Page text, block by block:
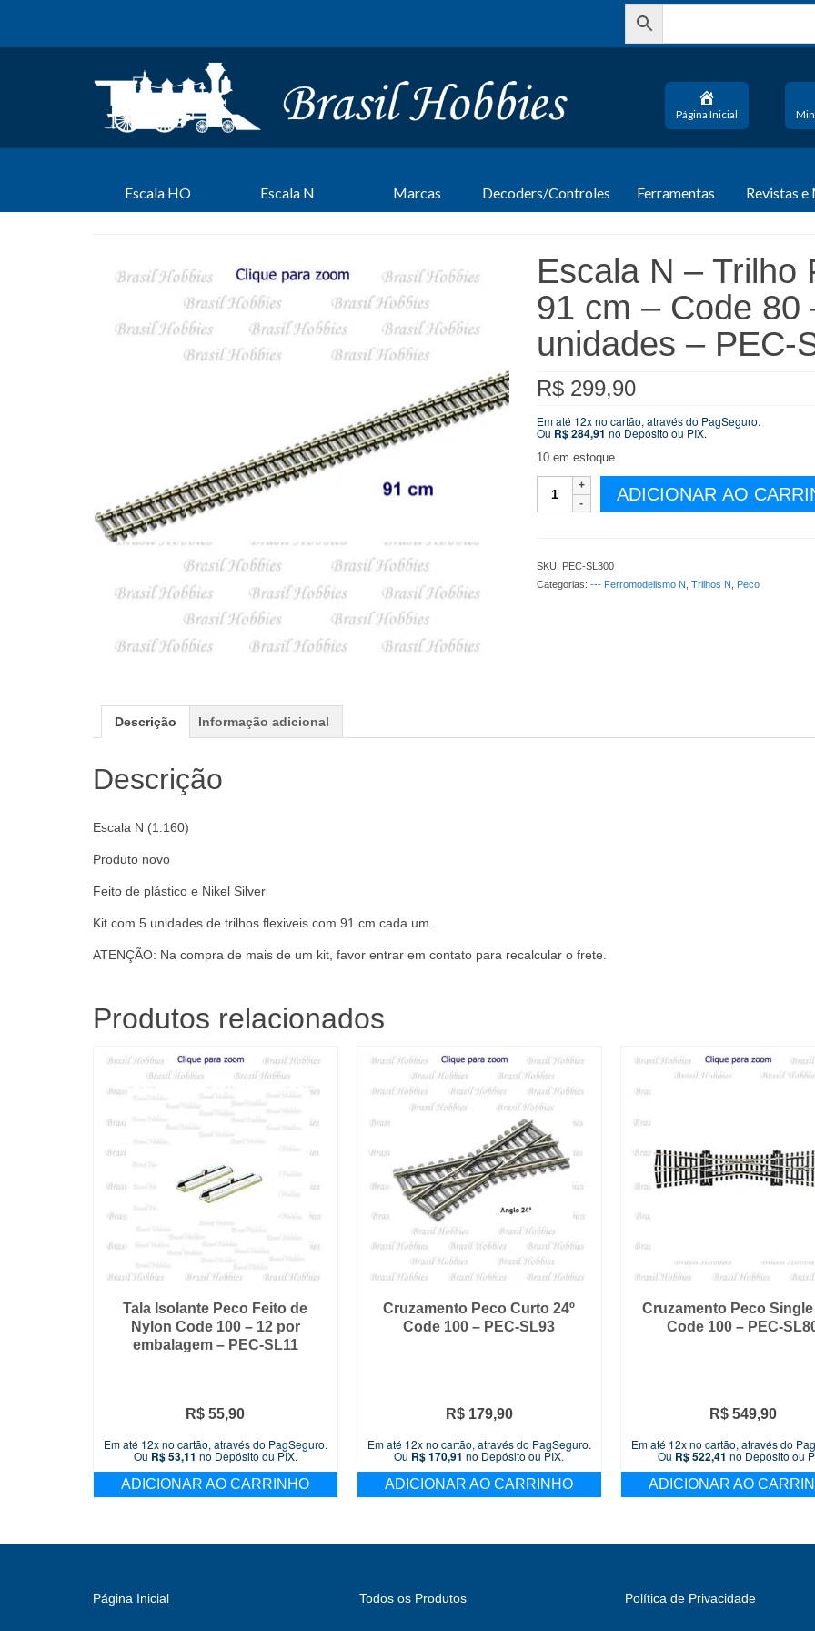
Página Inicial
Escala HO Escala N Marcas Decoders/Controles Ferramentas Revistas e
Escala N – Trilho
91 cm – Code 80
unidades – PEC-
R$299,90
Em até 12x no cartão, através do PagSeguro.
Ou R$284,91 no Depósito ou PIX.
10 em estoque
Peco
36''
Kit
ADICIONAR AO
SKU: PEC-SL300
Categorias: --- Ferromodelismo N Trilhos N Peco
Descrição Informação adicional
Descrição
Escala N (1:160)
Produto novo
Feito de plástico e Nikel Silver
Kit com 5 unidades de trilhos flexiveis com 91 cm cada um.
ATENÇÃO: Na compra de mais de um kit, favor entrar em contato para recalcular o frete.
Produtos relacionados
Tala Isolante Peco Feito de
Nylon Code 100 – 12 por
embalagem – PEC-SL11
R$ 55,90
Em até 12x no cartão, através do PagSeguro.
Ou R$53,11 no Depósito ou PIX.
ADICIONAR AO CARRINHO
Cruzamento Peco Curto 24º
Code 100 – PEC-SL93
R$179,90
Em até 12x no cartão, através do PagSeguro.
Ou R$170,91 no Depósito ou PIX.
ADICIONAR AO CARRINHO
Cruzamento Peco
Code 100 – PEC-
R$549,90
Em até 12x no cartão, através do
Ou R$522,41 no Depósito ou
ADICIONAR AO
Página Inicial Todos os Produtos Política de Privacidade